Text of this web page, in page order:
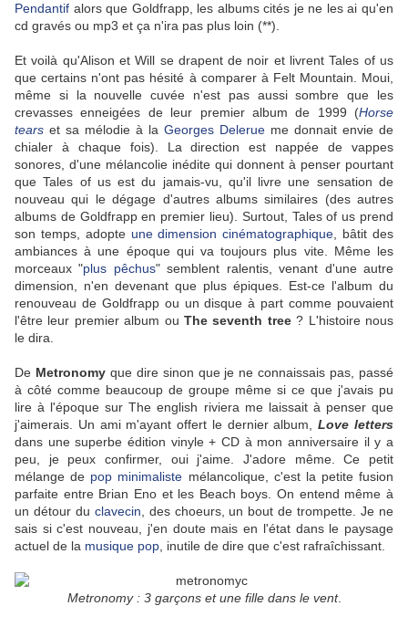
Pendantif alors que Goldfrapp, les albums cités je ne les ai qu'en
cd gravés ou mp3 et ça n'ira pas plus loin (**).
Et voilà qu'Alison et Will se drapent de noir et livrent Tales of us
que certains n'ont pas hésité à comparer à Felt Mountain. Moui,
même si la nouvelle cuvée n'est pas aussi sombre que les
crevasses enneigées de leur premier album de 1999 (Horse
tears et sa mélodie à la Georges Delerue me donnait envie de
chialer à chaque fois). La direction est nappée de vappes
sonores, d'une mélancolie inédite qui donnent à penser pourtant
que Tales of us est du jamais-vu, qu'il livre une sensation de
nouveau qui le dégage d'autres albums similaires (des autres
albums de Goldfrapp en premier lieu). Surtout, Tales of us prend
son temps, adopte une dimension cinématographique , bâtit des
ambiances à une époque qui va toujours plus vite. Même les
morceaux "plus pêchus" semblent ralentis, venant d'une autre
dimension, n'en devenant que plus épiques. Est-ce l'album du
renouveau de Goldfrapp ou un disque à part comme pouvaient
l'être leur premier album ou The seventh tree? L'histoire nous
le dira.
De Metronomyque dire sinon que je ne connaissais pas, passé
à côté comme beaucoup de groupe même si ce que j'avais pu
lire à l'époque sur The english riviera me laissait à penser que
j'aimerais. Un ami m'ayant offert le dernier album,
Love letters
dans une superbe édition vinyle + CD à mon anniversaire il y a
peu, je peux confirmer, oui j'aime. J'adore même. Ce petit
mélange de pop minimaliste mélancolique, c'est la petite fusion
parfaite entre Brian Eno et les Beach boys. On entend même à
un détour du clavecin , des choeurs, un bout de trompette. Je ne
sais si c'est nouveau, j'en doute mais en l'état dans le paysage
actuel de la musique pop , inutile de dire que c'est rafraîchissant.
Metronomy : 3 garçons et une fille dans le vent.